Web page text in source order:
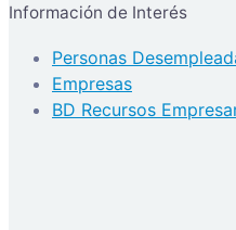
Información de Interés
Personas
Empresas
BD Recursos